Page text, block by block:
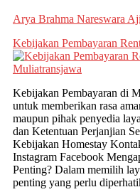
Arya Brahma Nareswara Aji
Kebijakan Pembayaran
Kebijakan Pembayaran di
untuk memberikan rasa
maupun pihak penyedia
dan Ketentuan Perjanjian
Kebijakan Homestay
Instagram Facebook
Penting? Dalam memilih
penting yang perlu